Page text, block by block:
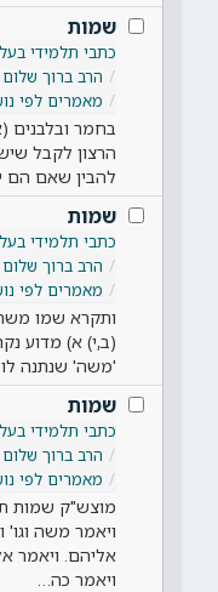
שמות
כתבי תלמידי
הרב ברוך
מאמרים לפי
בחמר ובלבנים
הרצון לקבל
להבין שאם הם
שמות
כתבי תלמידי
הרב ברוך
מאמרים לפי
ותקרא שמו
(ב,י) א) מדוע
'משה' שנתנה
שמות
כתבי תלמידי
הרב ברוך
מאמרים לפי
מוצש"ק שמות
ויאמר משה
אליהם. ויאמר
ויאמר כה…